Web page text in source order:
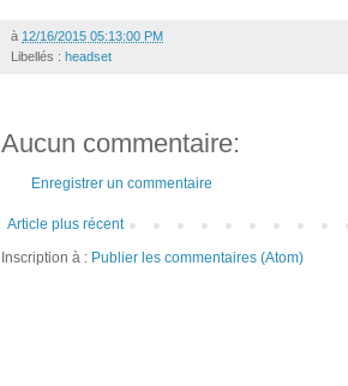
à 12/16/2015 05:13:00 PM
Libellés : headset
Aucun commentaire:
Enregistrer un commentaire
Article plus récent
Inscription à : Publier les commentaires (Atom)